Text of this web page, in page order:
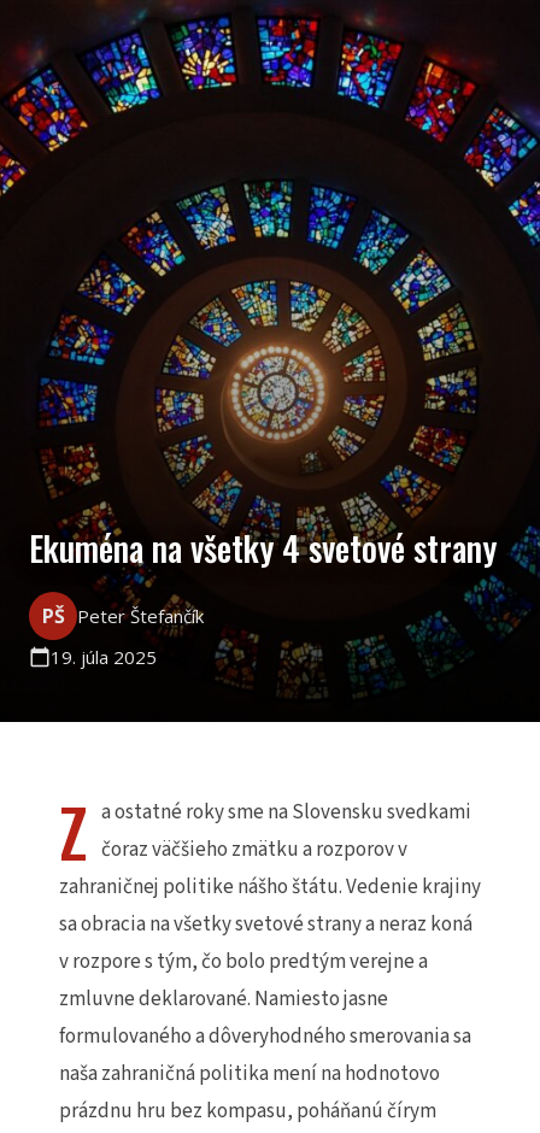
Ekuména na všetky 4 svetové strany
PŠ Peter Štefančík
calendar_today19. júla 2025
Z a ostatné roky sme na Slovensku svedkami
čoraz väčšieho zmätku a rozporov v
zahraničnej politike nášho štátu. Vedenie krajiny
sa obracia na všetky svetové strany a neraz koná
v rozpore s tým, čo bolo predtým verejne a
zmluvne deklarované. Namiesto jasne
formulovaného a dôveryhodného smerovania sa
naša zahraničná politika mení na hodnotovo
prázdnu hru bez kompasu, poháňanú čírym